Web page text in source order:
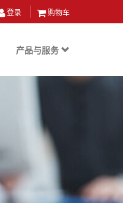
登录 购物车
产品与服务